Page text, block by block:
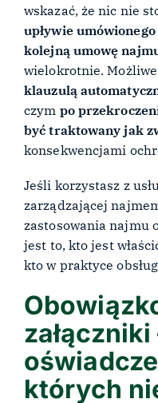
wskazać, że nic nie
upływie
kolejną umowę
wielokrotnie.
klauzulą
czym po
być traktowany jak
konsekwencjami
Jeśli korzystasz z
zarządzającej
zastosowania najmu
jest to, kto jest
kto w praktyce
których